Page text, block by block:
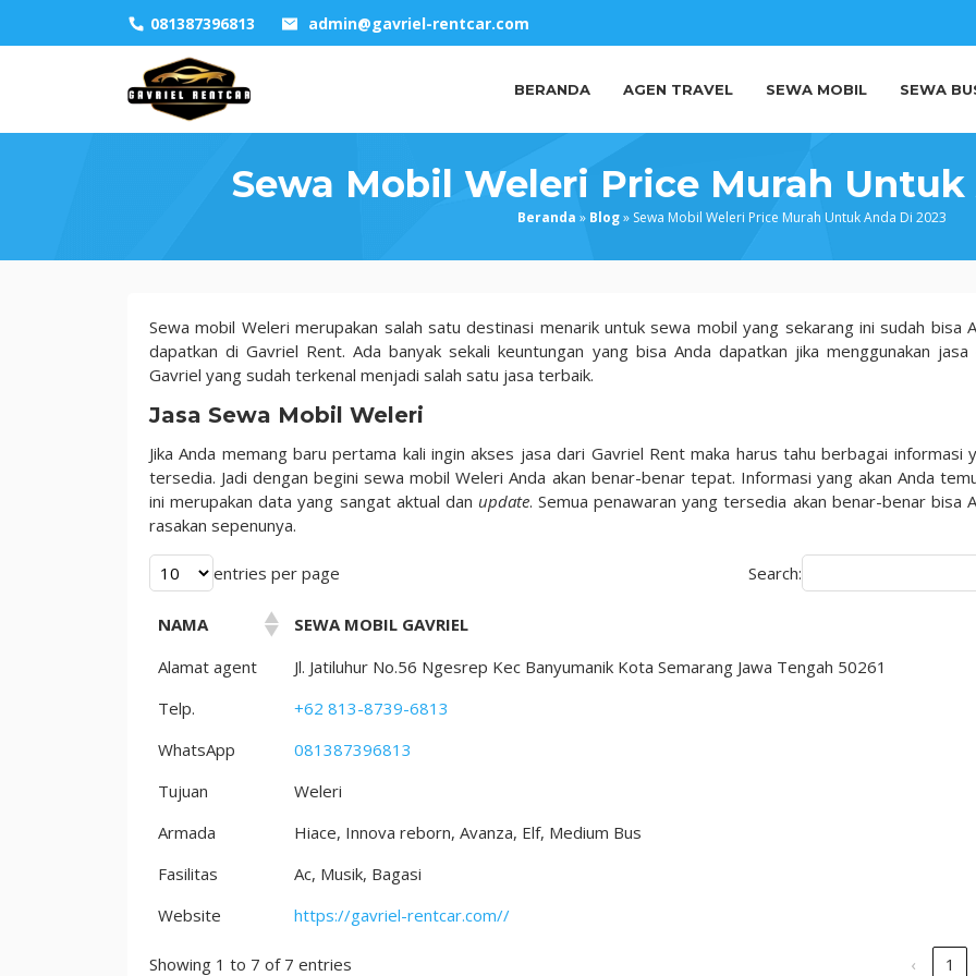
081387396813 admin@gavriel-rentcar.com
BERANDA AGEN TRAVEL SEWA MOBIL SEWA
Sewa Mobil Weleri Price Murah Untuk
Beranda » Blog» Sewa Mobil Weleri Price Murah Untuk Anda Di 2023
Sewa
Mobil
Weleri
Murah
Untuk
Anda
Di
2023
Sewa mobil Weleri merupakan salah satu destinasi menarik untuk sewa mobil yang sekarang ini sudah bisa
dapatkan di Gavriel Rent. Ada banyak sekali keuntungan yang bisa Anda dapatkan jika menggunakan jasa
Gavriel yang sudah terkenal menjadi salah satu jasa terbaik.
Jasa Sewa Mobil Weleri
Jika Anda memang baru pertama kali ingin akses jasa dari Gavriel Rent maka harus tahu berbagai informasi
tersedia. Jadi dengan begini sewa mobil Weleri Anda akan benar-benar tepat. Informasi yang akan Anda
ini merupakan data yang sangat aktual dan update. Semua penawaran yang tersedia akan benar-benar bisa
rasakan sepenunya.
entries per page Search:
NAMA
SEWA MOBIL GAVRIEL
Alamat agent
Jl. Jatiluhur No.56 Ngesrep Kec Banyumanik Kota Semarang Jawa Tengah 50261
Telp.
+62 813-8739-6813
WhatsApp
081387396813
Tujuan
Weleri
Armada
Hiace, Innova reborn, Avanza, Elf, Medium Bus
Fasilitas
Ac, Musik, Bagasi
Website
https://gavriel-rentcar.com//
Showing 1 to 7 of 7 entries ‹ 1